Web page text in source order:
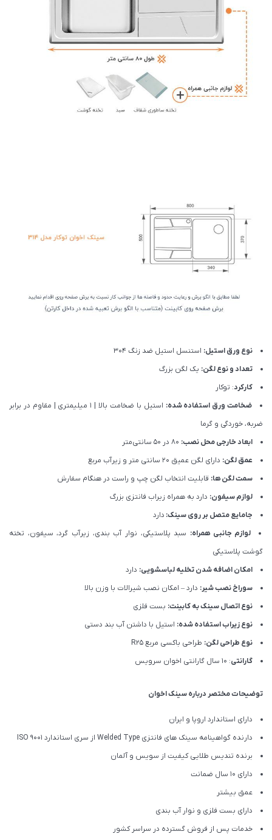
نوع ورق استیل: استنسل استیل ضد زنگ 304
تعداد و نوع لگن: یک لگن بزرگ
کارکرد: توکار
ضخامت ورق استفاده شده:
استیل با ضخامت بالا | 1 میلیمتری | مقاوم در برابر
ضربه، خوردگی و گرما
ابعاد خارجی محل نصب:
عمق لگن: دارای لگن عمیق 20 سانتی متر و زیرآب مربع
سمت لگن ها: قابلیت انتخاب لگن چپ و راست در هنگام سفارش
لوازم سیفون: دارد به همراه زیراب فانتزی بزرگ
جامایع متصل بر روی سینک: دارد
لوازم جانبی همراه: سبد پلاستیکی، نوار آب بندی، زیرآب گرد، سیفون، تخته
گوشت پلاستیکی
امکان اضافه شدن تخلیه لباسشویی: دارد
سوراخ نصب شیر: دارد – امکان نصب شیرالات با وزن بالا
نوع اتصال سینک به کابینت: بست فلزی
نوع زیراب استفاده شده: استیل با داشتن آب بند دستی
نوع طراحی لگن: طراحی باکسی مربع R25
گارانتی: 10 سال گارانتی اخوان سرویس
توضیحات مختصر درباره سینک اخوان
دارای استاندارد اروپا و ایران
دارنده گواهینامه سینک های فانتزی Welded Type از سری استاندارد ISO 9001
برنده تندیس طلایی کیفیت از سویس و آلمان
دارای ۱۰ سال ضمانت
عمق بیشتر
دارای بست فلزی و نوار آب بندی
خدمات پس از فروش گسترده در سراسر کشور